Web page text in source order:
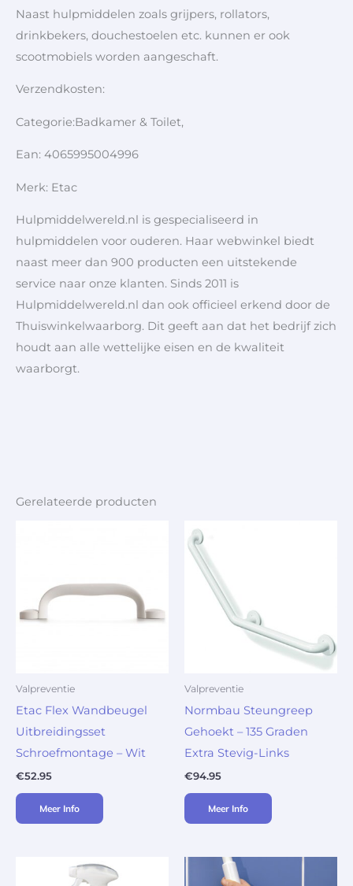
Naast hulpmiddelen zoals grijpers, rollators,
drinkbekers, douchestoelen etc. kunnen er ook
scootmobiels worden aangeschaft.
Verzendkosten:
Categorie:Badkamer & Toilet,
Ean: 4065995004996
Merk: Etac
Hulpmiddelwereld.nl is gespecialiseerd in
hulpmiddelen voor ouderen. Haar webwinkel biedt
naast meer dan 900 producten een uitstekende
service naar onze klanten. Sinds 2011 is
Hulpmiddelwereld.nl dan ook officieel erkend door de
Thuiswinkelwaarborg. Dit geeft aan dat het bedrijf zich
houdt aan alle wettelijke eisen en de kwaliteit
waarborgt.
Gerelateerde producten
Valpreventie
Etac Flex Wandbeugel
Uitbreidingsset
Schroefmontage – Wit
€52.95
Meer Info
Valpreventie
Normbau Steungreep
Gehoekt – 135 Graden
Extra Stevig-Links
€94.95
Meer Info